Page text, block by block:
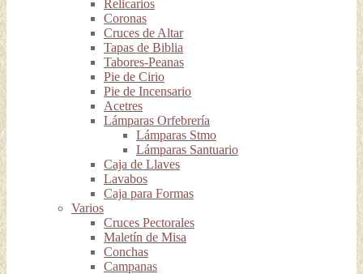
Relicarios
Coronas
Cruces de Altar
Tapas de Biblia
Tabores-Peanas
Pie de Cirio
Pie de Incensario
Acetres
Lámparas Orfebrería
Lámparas Stmo
Lámparas Santuario
Caja de Llaves
Lavabos
Caja para Formas
Varios
Cruces Pectorales
Maletín de Misa
Conchas
Campanas